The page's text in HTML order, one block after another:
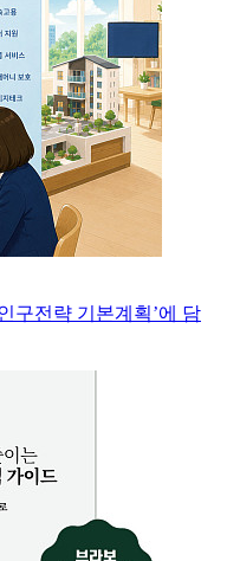
구전략 기본계획’에 담